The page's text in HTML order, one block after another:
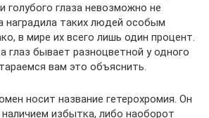
голубого глаза невозможно не
наградила таких людей особым
в мире их всего лишь один процент.
глаз бывает разноцветной у одного
вам это объяснить.
носит название гетерохромия. Он
избытка, либо наоборот